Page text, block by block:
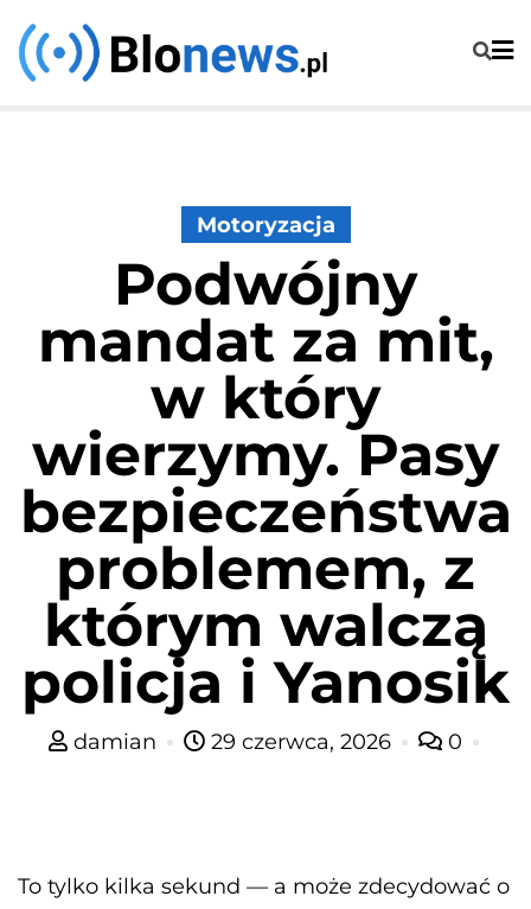
Skip
to
Motoryzacja
Podwójny
mandat za mit,
w który
wierzymy. Pasy
bezpieczeństwa
problemem, z
którym walczą
policja i Yanosik
damian 29 czerwca, 2026 0
To tylko kilka sekund — a może zdecydować o